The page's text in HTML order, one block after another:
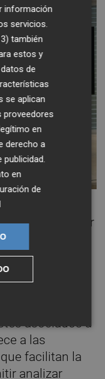
registrar
teléfono
tanto los
y tareas
la pérdida
control más
asociados a
a las
facilitan la
analizar
información
servicios.
también
estos y
de
se aplican
proveedores
en
derecho a
publicidad.
en
de